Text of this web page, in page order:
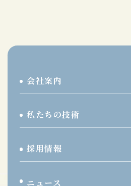
会社案内
私たちの技術
採用情報
ニュース